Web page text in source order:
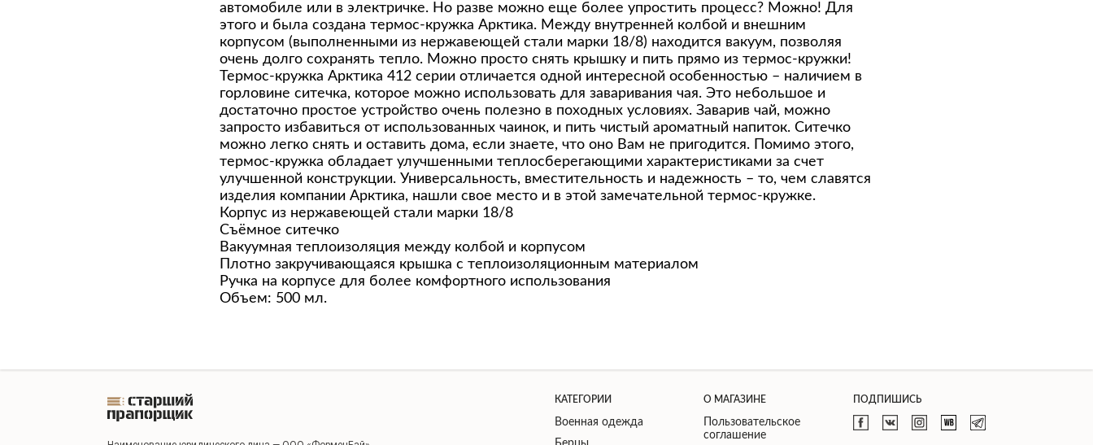
автомобиле или в электричке. Но разве можно еще более упростить процесс? Можно! Для
этого и была создана термос-кружка Арктика. Между внутренней колбой и внешним
корпусом (выполненными из нержавеющей стали марки 18/8) находится вакуум, позволяя
очень долго сохранять тепло. Можно просто снять крышку и пить прямо из термос-кружки!
Термос-кружка Арктика 412 серии отличается одной интересной особенностью – наличием в
горловине ситечка, которое можно использовать для заваривания чая. Это небольшое и
достаточно простое устройство очень полезно в походных условиях. Заварив чай, можно
запросто избавиться от использованных чаинок, и пить чистый ароматный напиток. Ситечко
можно легко снять и оставить дома, если знаете, что оно Вам не пригодится. Помимо этого,
термос-кружка обладает улучшенными теплосберегающими характеристиками за счет
улучшенной конструкции. Универсальность, вместительность и надежность – то, чем славятся
изделия компании Арктика, нашли свое место и в этой замечательной термос-кружке.
Корпус из нержавеющей стали марки 18/8
Съёмное ситечко
Вакуумная теплоизоляция между колбой и корпусом
Плотно закручивающаяся крышка с теплоизоляционным материалом
Ручка на корпусе для более комфортного использования
Объем: 500 мл.
КАТЕГОРИИ
Военная одежда
О МАГАЗИНЕ
Пользовательское
соглашение
ПОДПИШИСЬ